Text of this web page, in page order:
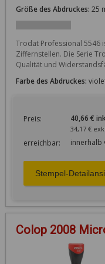
Größe des Abdruckes: 25
Trodat Professional 5546
Ziffernstellen. Die Serie
Qualität und
Farbe des Abdruckes:
Preis: 40,66 €
34,17 €
erreichbar: innerhalb
Colop 2008